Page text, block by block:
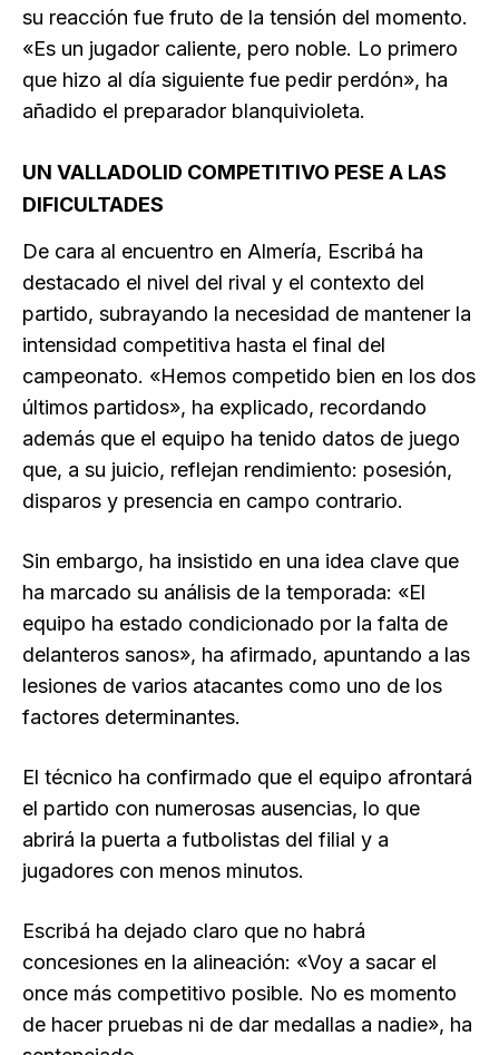
su reacción fue fruto de la tensión del momento.
«Es un jugador caliente, pero noble. Lo primero
que hizo al día siguiente fue pedir perdón», ha
añadido el preparador blanquivioleta.
UN VALLADOLID COMPETITIVO PESE A LAS
DIFICULTADES
De cara al encuentro en Almería, Escribá ha
destacado el nivel del rival y el contexto del
partido, subrayando la necesidad de mantener la
intensidad competitiva hasta el final del
campeonato. «Hemos competido bien en los dos
últimos partidos», ha explicado, recordando
además que el equipo ha tenido datos de juego
que, a su juicio, reflejan rendimiento: posesión,
disparos y presencia en campo contrario.
Sin embargo, ha insistido en una idea clave que
ha marcado su análisis de la temporada: «El
equipo ha estado condicionado por la falta de
delanteros sanos», ha afirmado, apuntando a las
lesiones de varios atacantes como uno de los
factores determinantes.
El técnico ha confirmado que el equipo afrontará
el partido con numerosas ausencias, lo que
abrirá la puerta a futbolistas del filial y a
jugadores con menos minutos.
Escribá ha dejado claro que no habrá
concesiones en la alineación: «Voy a sacar el
once más competitivo posible. No es momento
de hacer pruebas ni de dar medallas a nadie», ha